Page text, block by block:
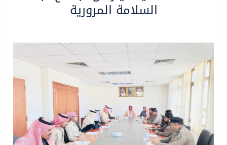
محافظ عفيف يؤدي صلاة عيد الأضحى
البيان المشترك لقمة مكة المكرمة للدفاع المشترك بين المملكة وتركيا وباكستان
السلامة المرورية